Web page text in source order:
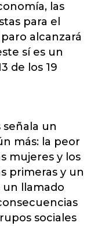
las
para el
alcanzará
sí es un
de los 19
señala un
más: la peor
mujeres y los
primeras y un
un llamado
sociales